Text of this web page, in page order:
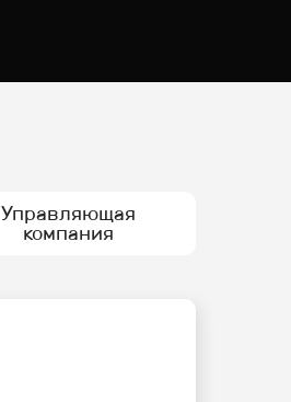
Управляющая
компания